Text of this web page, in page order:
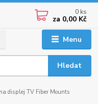
Menu
Hledat
0 ks
za 0,00 Kč
displej TV Fiber Mounts